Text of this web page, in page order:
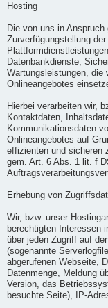
Hosting
Die von uns in
Zurverfügungstellung
Datenbankdienste,
Wartungsleistungen, die
Onlineangebotes
Hierbei verarbeiten wir,
Kontaktdaten,
Kommunikationsdaten
Onlineangebotes auf
effizienten und sicheren
gem. Art. 6 Abs. 1 lit. f
Erhebung von
Wir, bzw. unser
berechtigten Interessen
über jeden Zugriff auf
(sogenannte
abgerufenen Webseite,
Datenmenge, Meldung
Version, das
besuchte Seite), IP-